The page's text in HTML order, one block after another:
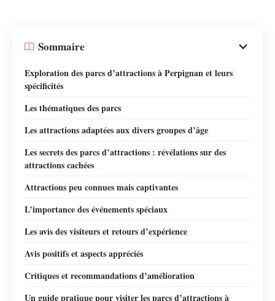
Sommaire
Exploration des parcs d’attractions à Perpignan et leurs
spécificités
Les thématiques des parcs
Les attractions adaptées aux divers groupes d’âge
Les secrets des parcs d’attractions : révélations sur des
attractions cachées
Attractions peu connues mais captivantes
L’importance des événements spéciaux
Les avis des visiteurs et retours d’expérience
Avis positifs et aspects appréciés
Critiques et recommandations d’amélioration
Un guide pratique pour visiter les parcs d’attractions à